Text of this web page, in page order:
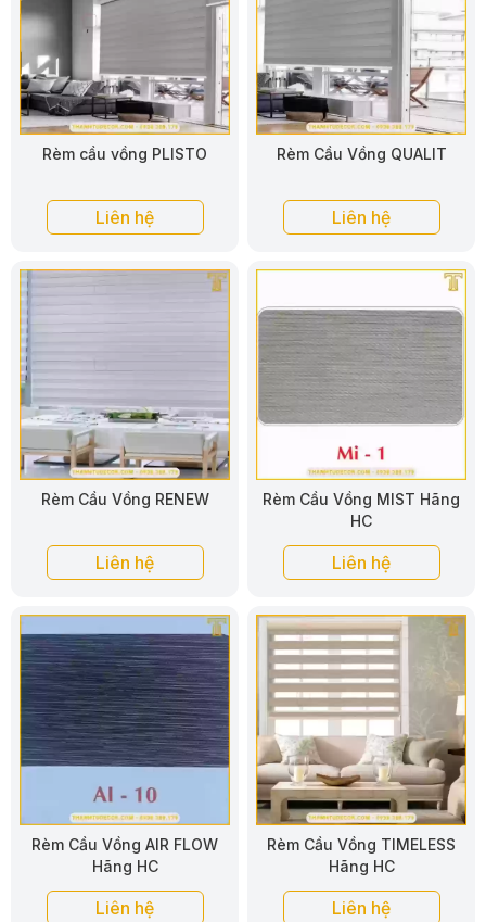
Rèm cầu vồng PLISTO
Liên hệ
Rèm Cầu Vồng QUALIT
Liên hệ
Rèm Cầu Vồng RENEW
Liên hệ
Rèm Cầu Vồng MIST Hãng
HC
Liên hệ
Rèm Cầu Vồng AIR FLOW
Hãng HC
Liên hệ
Rèm Cầu Vồng TIMELESS
Hãng HC
Liên hệ